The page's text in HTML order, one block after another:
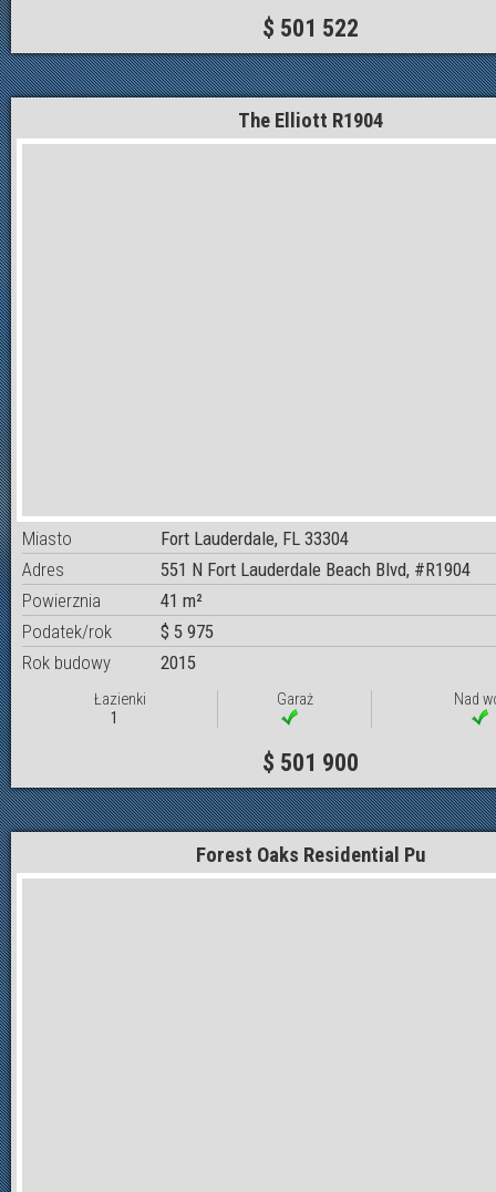
$ 501 522
The Elliott R1904
Miasto
Fort Lauderdale, FL 33304
Adres
551 N Fort Lauderdale Beach Blvd, #R1904
Powierznia
41 m²
Podatek/rok
$ 5 975
Rok budowy
2015
Łazienki
1
Garaż Nad
$ 501 900
Forest Oaks Residential Pu